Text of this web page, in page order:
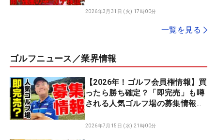
2026年3月31日 (火) 17時00分
一覧を見る
ゴルフニュース／業界情報
【2026年！ゴルフ会員権情報】買
ったら勝ち確定？「即完売」も噂
される人気ゴルフ場の募集情報と
2026年7月15日 (水) 21時00分